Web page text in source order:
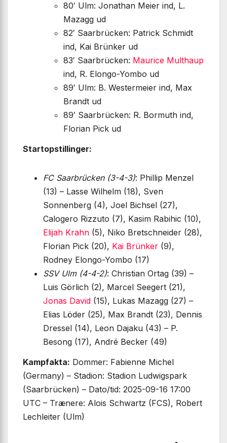
80′ Ulm: Jonathan Meier ind, L.
Mazagg ud
82′ Saarbrücken: Patrick Schmidt
ind, Kai Brünker ud
83′ Saarbrücken: Maurice Multhaup
ind, R. Elongo-Yombo ud
89′ Ulm: B. Westermeier ind, Max
Brandt ud
89′ Saarbrücken: R. Bormuth ind,
Florian Pick ud
Startopstillinger:
FC Saarbrücken (3-4-3): Phillip Menzel
(13) – Lasse Wilhelm (18), Sven
Sonnenberg (4), Joel Bichsel (27),
Calogero Rizzuto (7), Kasim Rabihic (10),
Elijah Krahn (5), Niko Bretschneider (28),
Florian Pick (20), Kai Brünker (9),
Rodney Elongo-Yombo (17)
SSV Ulm (4-4-2): Christian Ortag (39) –
Luis Görlich (2), Marcel Seegert (21),
Jonas David (15), Lukas Mazagg (27) –
Elias Löder (25), Max Brandt (23), Dennis
Dressel (14), Leon Dajaku (43) – P.
Besong (17), André Becker (49)
Kampfakta: Dommer: Fabienne Michel
(Germany) – Stadion: Stadion Ludwigspark
(Saarbrücken) – Dato/tid: 2025-09-16 17:00
UTC – Trænere: Alois Schwartz (FCS), Robert
Lechleiter (Ulm)